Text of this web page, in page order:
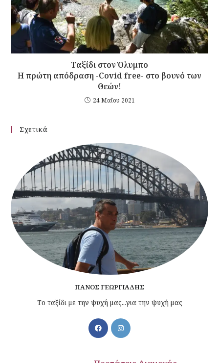
Ταξίδι στον Όλυμπο
Η πρώτη απόδραση -Covid free- στο βουνό των
Θεών!
24 Μαΐου 2021
Σχετικά
ΠΆΝΟΣ ΓΕΩΡΓΙΆΔΗΣ
Το ταξίδι με την ψυχή μας...για την ψυχή μας